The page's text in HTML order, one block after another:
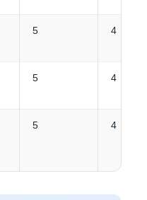
5 4
5 4
5 4